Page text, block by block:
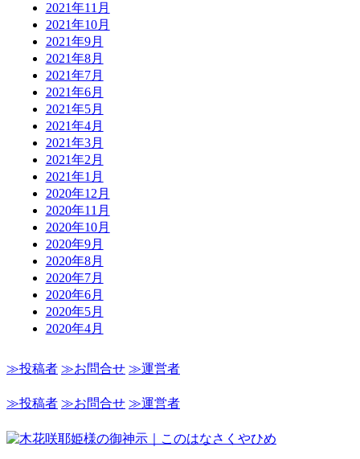
2021年11月
2021年10月
2021年9月
2021年8月
2021年7月
2021年6月
2021年5月
2021年4月
2021年3月
2021年2月
2021年1月
2020年12月
2020年11月
2020年10月
2020年9月
2020年8月
2020年7月
2020年6月
2020年5月
2020年4月
≫投稿者 ≫お問合せ ≫運営者
≫投稿者 ≫お問合せ ≫運営者